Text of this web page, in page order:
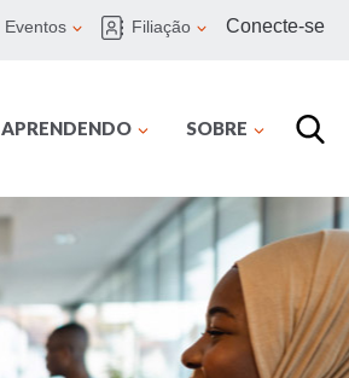
Eventos Filiação Conecte-se
APRENDENDO SOBRE